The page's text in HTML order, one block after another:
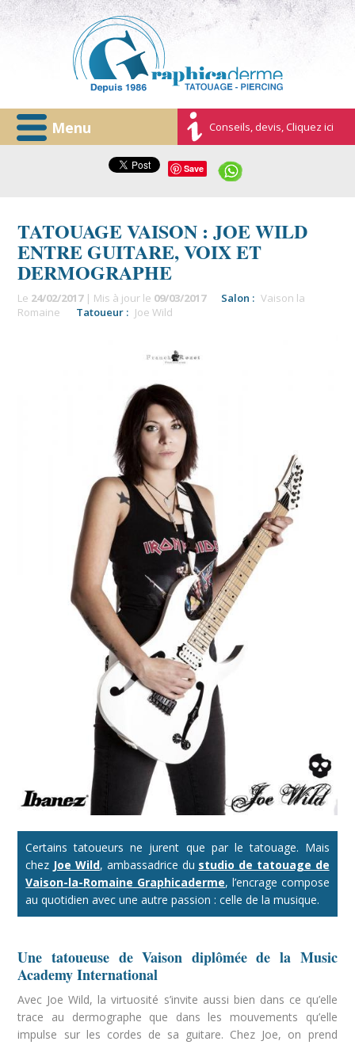
Menu Conseils, devis, Cliquez ici
Save
TATOUAGE VAISON : JOE WILD
ENTRE GUITARE, VOIX ET
DERMOGRAPHE
Le 24/02/2017| Mis à jour le 09/03/2017 Salon : Vaison la
Romaine
Tatoueur : Joe Wild
Certains tatoueurs ne jurent que par le tatouage. Mais
chez Joe Wild, ambassadrice du studio de tatouage de
Vaison-la-Romaine Graphicaderme, l’encrage compose
au quotidien avec une autre passion : celle de la musique.
Une tatoueuse de Vaison diplômée de la Music
Academy International
Avec Joe Wild, la virtuosité s’invite aussi bien dans ce qu’elle
trace au dermographe que dans les mouvements qu’elle
impulse sur les cordes de sa guitare. Chez Joe, on prend